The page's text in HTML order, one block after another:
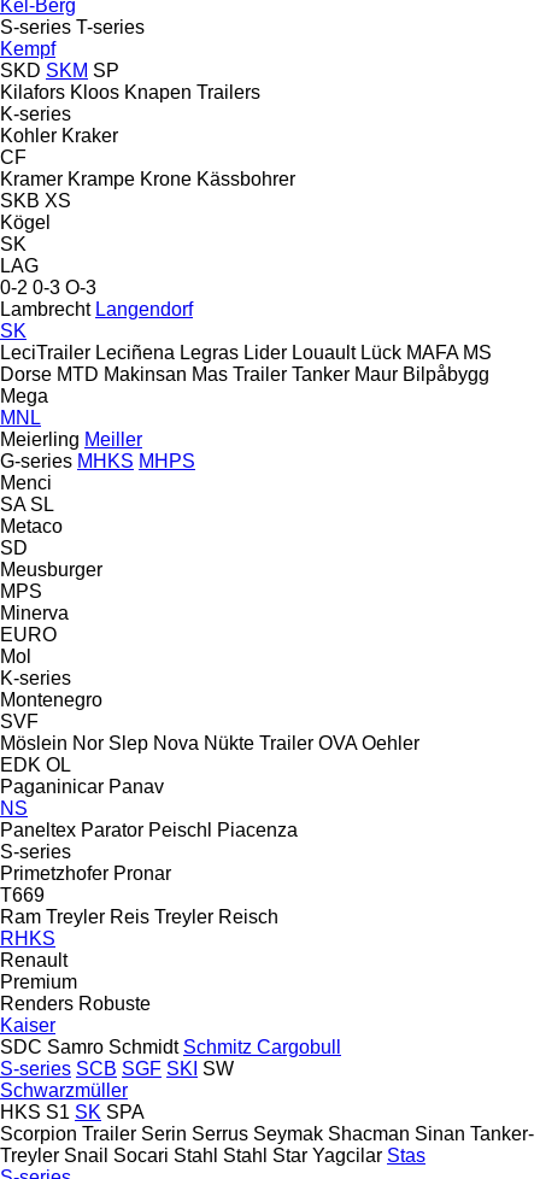
Kel-Berg
S-series T-series
Kempf
SKD SKM SP
Kilafors Kloos Knapen Trailers
K-series
Kohler Kraker
CF
Kramer Krampe Krone Kässbohrer
SKB XS
Kögel
SK
LAG
0-2 0-3 O-3
Lambrecht Langendorf
SK
LeciTrailer Leciñena Legras Lider Louault Lück MAFA MS
Dorse MTD Makinsan Mas Trailer Tanker Maur Bilpåbygg
Mega
MNL
Meierling Meiller
G-series MHKS MHPS
Menci
SA SL
Metaco
SD
Meusburger
MPS
Minerva
EURO
Mol
K-series
Montenegro
SVF
Möslein Nor Slep Nova Nükte Trailer OVA Oehler
EDK OL
Paganinicar Panav
NS
Paneltex Parator Peischl
Piacenza
S-series
Primetzhofer Pronar
T669
Ram Treyler Reis Treyler Reisch
RHKS
Renault
Premium
Renders Robuste
Kaiser
SDC Samro Schmidt Schmitz Cargobull
S-series SCB SGF SKI SW
Schwarzmüller
HKS S1 SK SPA
Scorpion Trailer Serin Serrus Seymak Shacman Sinan Tanker-
Treyler Snail Socari Stahl Stahl Star Yagcilar Stas